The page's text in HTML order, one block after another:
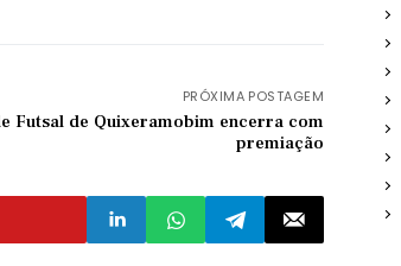
PRÓXIMA POSTAGEM
Futsal de Quixeramobim encerra com
premiação